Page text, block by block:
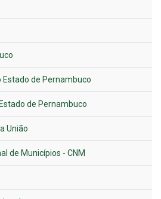
Estado de Pernambuco
de Pernambuco
União
de Municípios - CNM